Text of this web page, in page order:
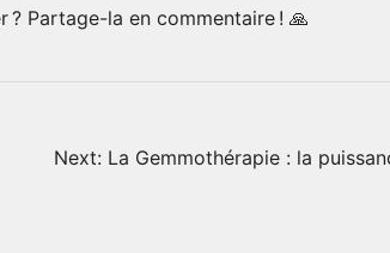
Partage-la en commentaire ! 🙏
Next: La Gemmothérapie : la